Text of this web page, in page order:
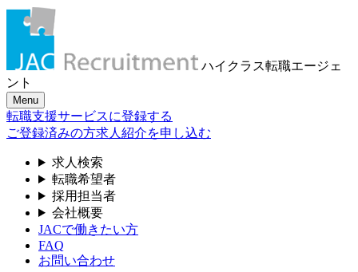
ハイクラス転職エージェ
ント
Menu
転職支援サービスに登録する
ご登録済みの方求人紹介を申し込む
求人検索
転職希望者
採用担当者
会社概要
JACで働きたい方
FAQ
お問い合わせ